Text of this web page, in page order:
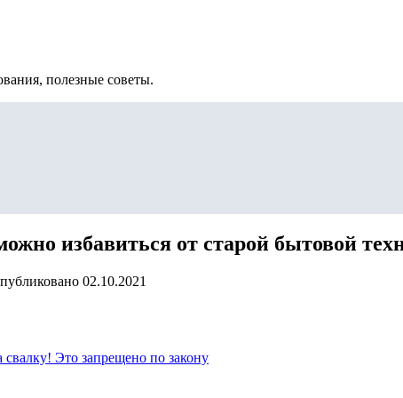
полезные советы.
избавиться от старой бытовой
02.10.2021
Это запрещено по закону